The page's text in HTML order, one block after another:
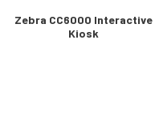
Zebra CC6000 Interactive
Kiosk